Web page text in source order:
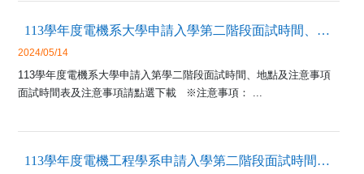
113學年度電機系大學申請入學第二階段面試時間、地點及注意事項
2024/05/14
113學年度電機系大學申請入第學二階段面試時間、地點及注意事項
面試時間表及注意事項請點選下載 ※注意事項： ...
113學年度電機工程學系申請入學第二階段面試時間預約資訊